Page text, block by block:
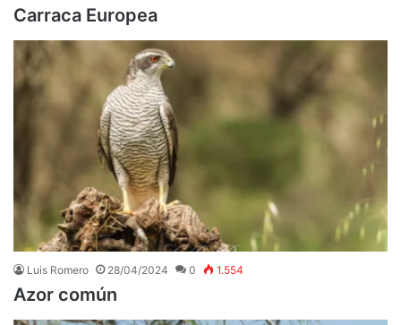
Carraca Europea
Luis Romero 28/04/2024 0 1.554
Azor común